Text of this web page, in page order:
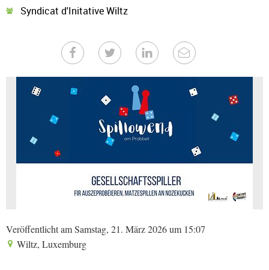
Syndicat d'Initative Wiltz
Veröffentlicht am Samstag, 21. März 2026 um 15:07
Wiltz, Luxemburg